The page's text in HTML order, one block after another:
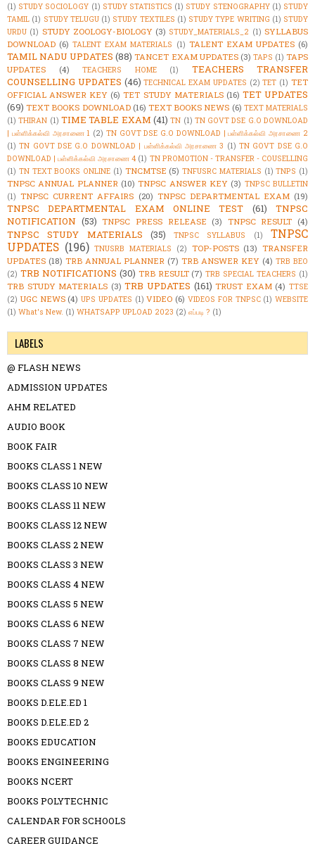
(1) STUDY SOCIOLOGY (1) STUDY STATISTICS (1) STUDY STENOGRAPHY (1) STUDY
TAMIL (1) STUDY TELUGU (1) STUDY TEXTILES (1) STUDY TYPE WRITING (1) STUDY
URDU (1) STUDY ZOOLOGY-BIOLOGY (3) STUDY_MATERIALS_2 (1) SYLLABUS
DOWNLOAD (6) TALENT EXAM MATERIALS (1) TALENT EXAM UPDATES (6)
TAMIL NADU UPDATES (88) TANCET EXAM UPDATES (3) TAPS (1) TAPS
UPDATES
(4) TEACHERS HOME (1)
TEACHERS TRANSFER
COUNSELLING UPDATES (46) TECHNICAL EXAM UPDATES (2) TET (1) TET
OFFICIAL ANSWER KEY (6) TET STUDY MATERIALS (16) TET UPDATES
(69) TEXT BOOKS DOWNLOAD (16) TEXT BOOKS NEWS (6) TEXT MATERIALS
(1) THIRAN (1) TIME TABLE EXAM (41) TN (1) TN GOVT DSE G.O DOWNLOAD
| பள்ளிக்கல்வி அரசாணை 1 (2) TN GOVT DSE G.O DOWNLOAD | பள்ளிக்கல்வி அரசாணை 2
(1) TN GOVT DSE G.O DOWNLOAD | பள்ளிக்கல்வி அரசாணை 3 (1) TN GOVT DSE G.O
DOWNLOAD | பள்ளிக்கல்வி அரசாணை 4 (1) TN PROMOTION - TRANSFER - COUSELLING
(1) TN TEXT BOOKS ONLINE (1) TNCMTSE (5) TNFUSRC MATERIALS (1) TNPS (1)
TNPSC ANNUAL PLANNER (10) TNPSC ANSWER KEY (3) TNPSC BULLETIN
(1) TNPSC CURRENT AFFAIRS (20) TNPSC DEPARTMENTAL EXAM (19)
TNPSC DEPARTMENTAL EXAM ONLINE TEST (61)
TNPSC
NOTIFICATION (53) TNPSC PRESS RELEASE (3) TNPSC RESULT (4)
TNPSC STUDY MATERIALS (35) TNPSC SYLLABUS (1)
TNPSC
UPDATES (196) TNUSRB MATERIALS (2) TOP-POSTS (13) TRANSFER
UPDATES (18) TRB ANNUAL PLANNER (7) TRB ANSWER KEY (4) TRB BEO
(2) TRB NOTIFICATIONS (30) TRB RESULT (7) TRB SPECIAL TEACHERS (1)
TRB STUDY MATERIALS (3) TRB UPDATES (161) TRUST EXAM (4) TTSE
(2) UGC NEWS (4) UPS UPDATES (1) VIDEO (6) VIDEOS FOR TNPSC (1) WEBSITE
(1) What's New. (1) WHATSAPP UPLOAD 2023 (2) எப்படி ? (1)
LABELS
@ FLASH NEWS
ADMISSION UPDATES
AHM RELATED
AUDIO BOOK
BOOK FAIR
BOOKS CLASS 1 NEW
BOOKS CLASS 10 NEW
BOOKS CLASS 11 NEW
BOOKS CLASS 12 NEW
BOOKS CLASS 2 NEW
BOOKS CLASS 3 NEW
BOOKS CLASS 4 NEW
BOOKS CLASS 5 NEW
BOOKS CLASS 6 NEW
BOOKS CLASS 7 NEW
BOOKS CLASS 8 NEW
BOOKS CLASS 9 NEW
BOOKS D.ELE.ED 1
BOOKS D.ELE.ED 2
BOOKS EDUCATION
BOOKS ENGINEERING
BOOKS NCERT
BOOKS POLYTECHNIC
CALENDAR FOR SCHOOLS
CAREER GUIDANCE